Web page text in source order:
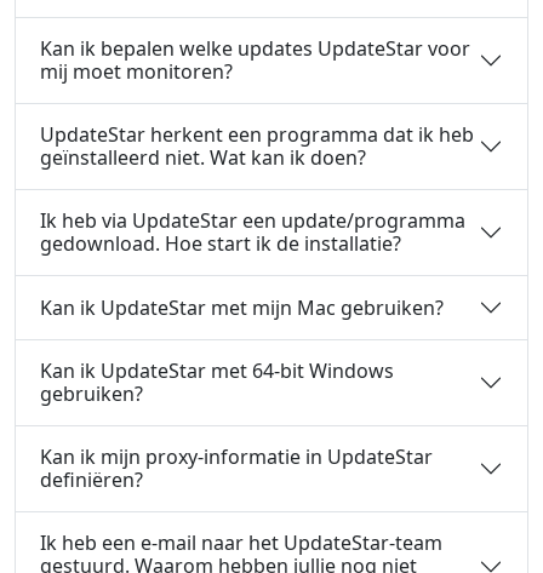
Kan ik bepalen welke updates UpdateStar voor
mij moet monitoren?
UpdateStar herkent een programma dat ik heb
geïnstalleerd niet. Wat kan ik doen?
Ik heb via UpdateStar een update/programma
gedownload. Hoe start ik de installatie?
Kan ik UpdateStar met mijn Mac gebruiken?
Kan ik UpdateStar met 64-bit Windows
gebruiken?
Kan ik mijn proxy-informatie in UpdateStar
definiëren?
Ik heb een e-mail naar het UpdateStar-team
gestuurd. Waarom hebben jullie nog niet